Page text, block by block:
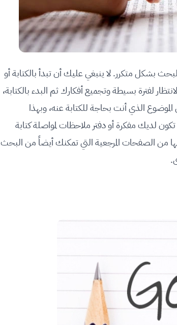
بشكل متكرر. لا ينبغي عليك أن تبدأ بالكتابة أو
لفترة بسيطة وتجميع أفكارك ثم البدء بالكتابة،
الذي أنت بحاجة للكتابة عنه، وبهذا
لديك مفكرة أو دفتر ملاحظات لمواصلة كتابة
من الصفحات المرجعية التي تمكنك أيضاً من البحث